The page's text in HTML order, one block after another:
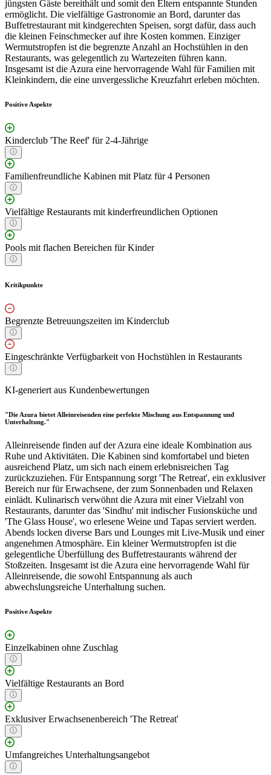
jüngsten Gäste bereithält und somit den Eltern entspannte Stunden
ermöglicht. Die vielfältige Gastronomie an Bord, darunter das
Buffetrestaurant mit kindgerechten Speisen, sorgt dafür, dass auch
die kleinen Feinschmecker auf ihre Kosten kommen. Einziger
Wermutstropfen ist die begrenzte Anzahl an Hochstühlen in den
Restaurants, was gelegentlich zu Wartezeiten führen kann.
Insgesamt ist die Azura eine hervorragende Wahl für Familien mit
Kleinkindern, die eine unvergessliche Kreuzfahrt erleben möchten.
Positive Aspekte
Kinderclub 'The Reef' für 2-4-Jährige
Familienfreundliche Kabinen mit Platz für 4 Personen
Vielfältige Restaurants mit kinderfreundlichen Optionen
Pools mit flachen Bereichen für Kinder
Kritikpunkte
Begrenzte Betreuungszeiten im Kinderclub
Eingeschränkte Verfügbarkeit von Hochstühlen in Restaurants
KI-generiert aus Kundenbewertungen
"Die Azura bietet Alleinreisenden eine perfekte Mischung aus Entspannung und
Unterhaltung."
Alleinreisende finden auf der Azura eine ideale Kombination aus
Ruhe und Aktivitäten. Die Kabinen sind komfortabel und bieten
ausreichend Platz, um sich nach einem erlebnisreichen Tag
zurückzuziehen. Für Entspannung sorgt 'The Retreat', ein exklusiver
Bereich nur für Erwachsene, der zum Sonnenbaden und Relaxen
einlädt. Kulinarisch verwöhnt die Azura mit einer Vielzahl von
Restaurants, darunter das 'Sindhu' mit indischer Fusionsküche und
'The Glass House', wo erlesene Weine und Tapas serviert werden.
Abends locken diverse Bars und Lounges mit Live-Musik und einer
angenehmen Atmosphäre. Ein kleiner Wermutstropfen ist die
gelegentliche Überfüllung des Buffetrestaurants während der
Stoßzeiten. Insgesamt ist die Azura eine hervorragende Wahl für
Alleinreisende, die sowohl Entspannung als auch
abwechslungsreiche Unterhaltung suchen.
Positive Aspekte
Einzelkabinen ohne Zuschlag
Vielfältige Restaurants an Bord
Exklusiver Erwachsenenbereich 'The Retreat'
Umfangreiches Unterhaltungsangebot